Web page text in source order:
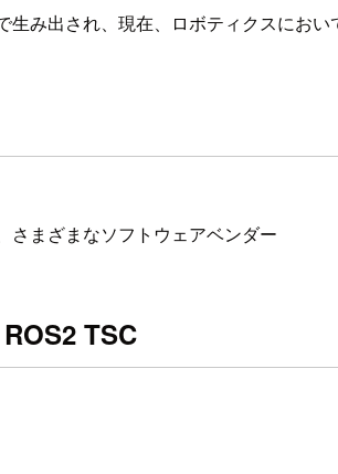
生み出され、現在、ロボティクスにお
さまざまなソフトウェアベンダー
TSC